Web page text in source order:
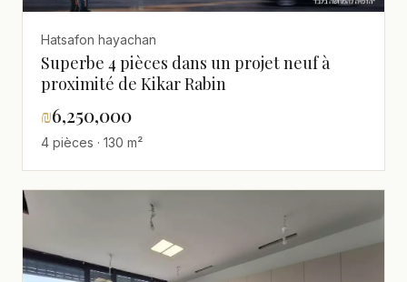
Hatsafon hayachan
Superbe 4 pièces dans un projet neuf à
proximité de Kikar Rabin
₪6,250,000
4 pièces · 130 m²